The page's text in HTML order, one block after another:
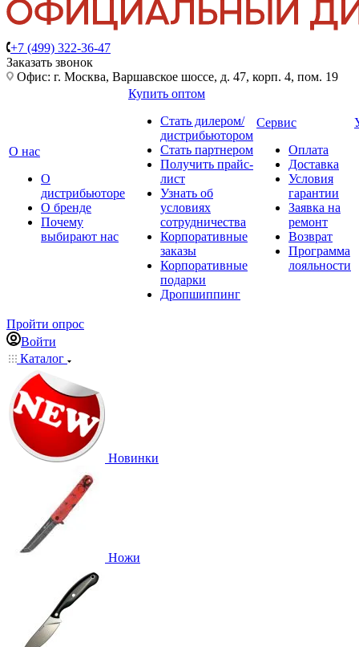
+7 (499) 322-36-47
Заказать звонок
Офис: г. Москва, Варшавское шоссе, д. 47, корп. 4, пом. 19
О нас
О
дистрибьюторе
О бренде
Почему
выбирают нас
Купить оптом
Стать дилером/
дистрибьютором
Стать партнером
Получить прайс-
лист
Узнать об
условиях
сотрудничества
Корпоративные
заказы
Корпоративные
подарки
Дропшиппинг
Сервис
Оплата
Доставка
Условия
гарантии
Заявка на
ремонт
Возврат
Программа
лояльности
Пройти опрос
Войти
Каталог
Новинки
Ножи